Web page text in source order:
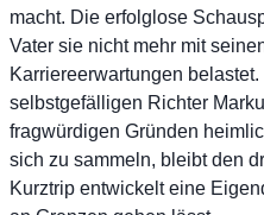
macht. Die erfolglose
Vater sie nicht mehr mit
Karriereerwartungen
selbstgefälligen Richter
fragwürdigen Gründen
sich zu sammeln, bleibt den
Kurztrip entwickelt eine